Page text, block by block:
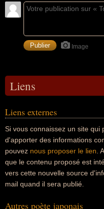
Image
Liens
Liens externes
Si vous connaissez un site qui
d'apporter des informations
pouvez nous proposer le lien .
que le contenu proposé est
vers cette nouvelle source
mail quand il sera publié.
Autres poète japonais